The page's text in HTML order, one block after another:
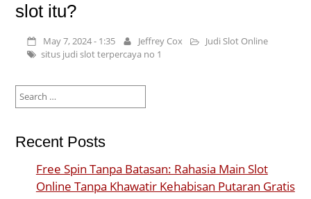
slot itu?
May 7, 2024 - 1:35 Jeffrey Cox
Judi Slot Online
situs judi slot terpercaya no 1
for:
Recent Posts
Free Spin Tanpa Batasan: Rahasia Main Slot
Online Tanpa Khawatir Kehabisan Putaran Gratis